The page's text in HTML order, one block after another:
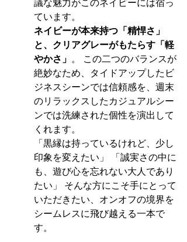
ています。
ネイビーが本来持つ「精悍さ」
と、クリアグレーがもたらす「軽
やかさ」 。 この二つのバランスが
絶妙なため、タイドアップしたビ
ジネスシーンでは信頼感を、週末
のリラックスしたカジュアルシー
ンでは洗練された個性を演出して
くれます。
「黒縁は持っているけれど、少し
印象を変えたい」 「誠実さの中に
も、遊び心を忘れない大人であり
たい」 そんな方にこそ手にとって
いただきたい、オンオフの境界を
シームレスに飛び越える一本で
す。